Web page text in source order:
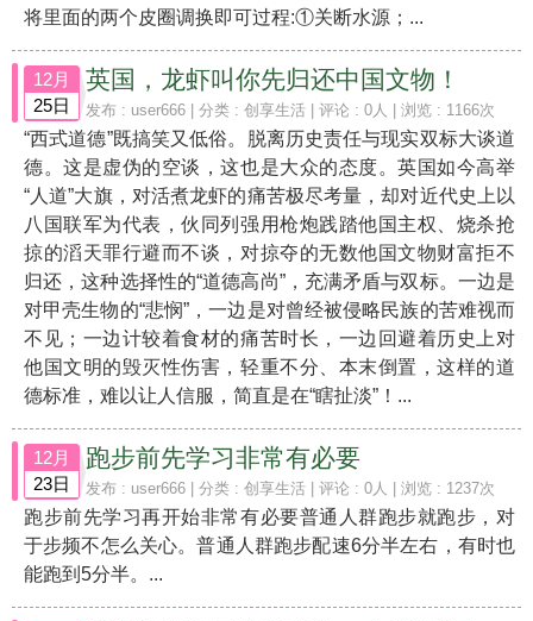
将里面的两个皮圈调换即可过程:①关断水源；...
12月
25日
英国，龙虾叫你先归还中国文物！
发布 : user666 | 分类 : 创享生活 | 评论 : 0人 | 浏览 : 1166次
“西式道德”既搞笑又低俗。脱离历史责任与现实双标大谈道
德。这是虚伪的空谈，这也是大众的态度。英国如今高举
“人道”大旗，对活煮龙虾的痛苦极尽考量，却对近代史上以
八国联军为代表，伙同列强用枪炮践踏他国主权、烧杀抢
掠的滔天罪行避而不谈，对掠夺的无数他国文物财富拒不
归还，这种选择性的“道德高尚”，充满矛盾与双标。一边是
对甲壳生物的“悲悯”，一边是对曾经被侵略民族的苦难视而
不见；一边计较着食材的痛苦时长，一边回避着历史上对
他国文明的毁灭性伤害，轻重不分、本末倒置，这样的道
德标准，难以让人信服，简直是在“瞎扯淡”！...
12月
23日
跑步前先学习非常有必要
发布 : user666 | 分类 : 创享生活 | 评论 : 0人 | 浏览 : 1237次
跑步前先学习再开始非常有必要普通人群跑步就跑步，对
于步频不怎么关心。普通人群跑步配速6分半左右，有时也
能跑到5分半。...